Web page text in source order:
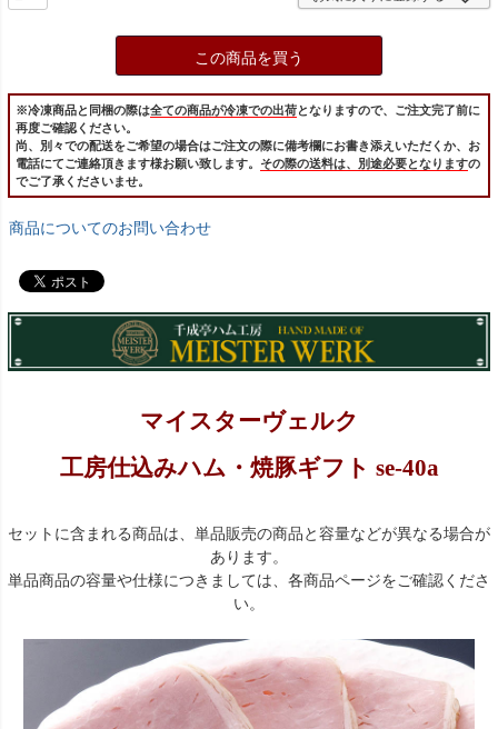
この商品を買う
※冷凍商品と同梱の際は全ての商品が冷凍での出荷となりますので、ご注文完了前に
再度ご確認ください。
尚、別々での配送をご希望の場合はご注文の際に備考欄にお書き添えいただくか、お
電話にてご連絡頂きます様お願い致します。 その際の送料は、別途必要となりますの
でご了承くださいませ。
商品についてのお問い合わせ
マイスターヴェルク
工房仕込みハム・焼豚ギフト se-40a
セットに含まれる商品は、単品販売の商品と容量などが異なる場合が
あります。
単品商品の容量や仕様につきましては、各商品ページをご確認くださ
い。